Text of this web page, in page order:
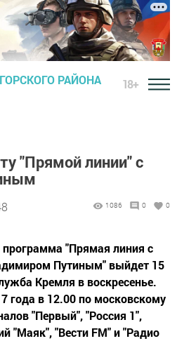
РАЙОНА 18+
"Прямой линии" с
1086 0 0
"Прямая линия с
Путиным" выйдет 15
Кремля в воскресенье.
года в 12.00 по московскому
"Первый", "Россия 1",
"Маяк", "Вести FM" и "Радио